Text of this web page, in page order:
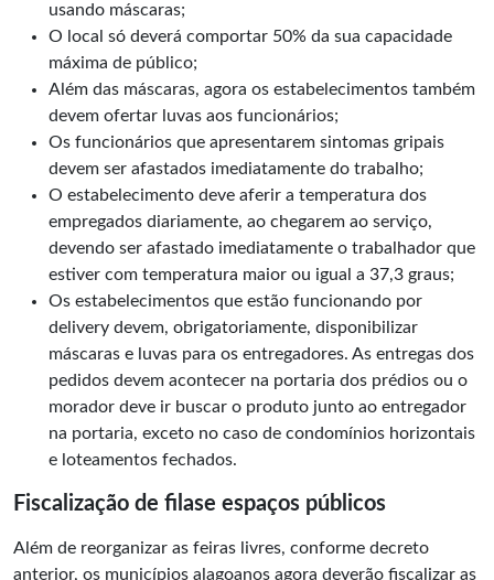
usando máscaras;
O local só deverá comportar 50% da sua capacidade
máxima de público;
Além das máscaras, agora os estabelecimentos também
devem ofertar luvas aos funcionários;
Os funcionários que apresentarem sintomas gripais
devem ser afastados imediatamente do trabalho;
O estabelecimento deve aferir a temperatura dos
empregados diariamente, ao chegarem ao serviço,
devendo ser afastado imediatamente o trabalhador que
estiver com temperatura maior ou igual a 37,3 graus;
Os estabelecimentos que estão funcionando por
delivery devem, obrigatoriamente, disponibilizar
máscaras e luvas para os entregadores. As entregas dos
pedidos devem acontecer na portaria dos prédios ou o
morador deve ir buscar o produto junto ao entregador
na portaria, exceto no caso de condomínios horizontais
e loteamentos fechados.
Fiscalização de filase espaços públicos
Além de reorganizar as feiras livres, conforme decreto
anterior, os municípios alagoanos agora deverão fiscalizar as